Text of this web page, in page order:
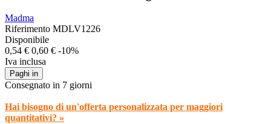
Madma
Riferimento MDLV1226
Disponibile
0,54 € 0,60 € -10%
Iva inclusa
Paghi in
Consegnato in 7 giorni
Hai bisogno di un'offerta personalizzata per maggiori
quantitativi? »